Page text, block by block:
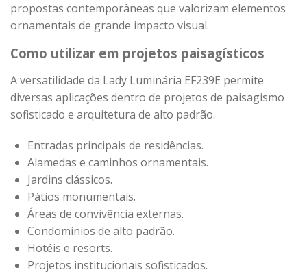
propostas contemporâneas que valorizam elementos
ornamentais de grande impacto visual.
Como utilizar em projetos paisagísticos
A versatilidade da Lady Luminária EF239E permite
diversas aplicações dentro de projetos de paisagismo
sofisticado e arquitetura de alto padrão.
Entradas principais de residências.
Alamedas e caminhos ornamentais.
Jardins clássicos.
Pátios monumentais.
Áreas de convivência externas.
Condomínios de alto padrão.
Hotéis e resorts.
Projetos institucionais sofisticados.